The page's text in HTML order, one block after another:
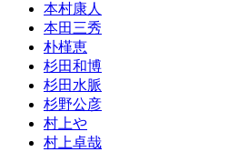
本村康人
本田三秀
朴槿恵
杉田和博
杉田水脈
杉野公彦
村上や
村上卓哉